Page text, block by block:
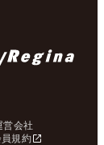
営会社
員規約